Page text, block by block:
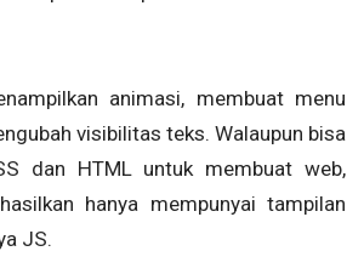
animasi, membuat menu
visibilitas teks. Walaupun bisa
dan HTML untuk membuat web,
hanya mempunyai tampilan
JS.